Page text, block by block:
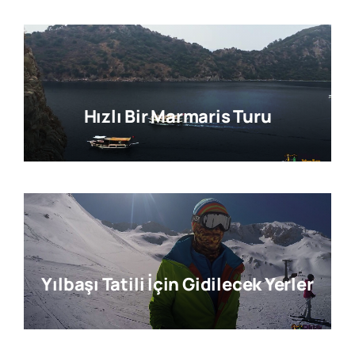
Hızlı Bir Marmaris Turu
Yılbaşı Tatili İçin Gidilecek Yerler